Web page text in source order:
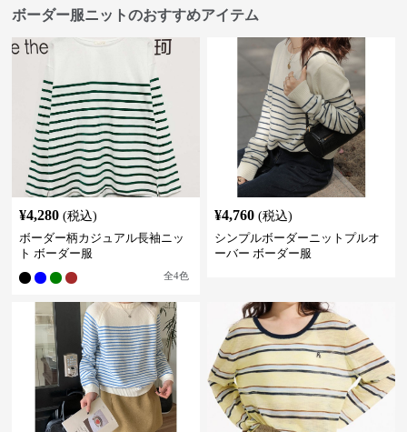
ボーダー服ニットのおすすめアイテム
¥4,280 (税込)
ボーダー柄カジュアル長袖ニッ
ト ボーダー服
全4色
¥4,760 (税込)
シンプルボーダーニットプルオ
ーバー ボーダー服